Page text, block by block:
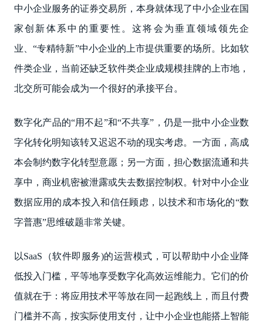
中小企业服务的证券交易所，本身就体现了中小企业在国
家创新体系中的重要性。这将会为垂直领域领先企
业、“专精特新”中小企业的上市提供重要的场所。比如软
件类企业，当前还缺乏软件类企业成规模挂牌的上市地，
北交所可能会成为一个很好的承接平台。
数字化产品的“用不起”和“不共享”，仍是一批中小企业数
字化转化明知该转又迟迟不动的现实考虑。一方面，高成
本会制约数字化转型意愿；另一方面，担心数据流通和共
享中，商业机密被泄露或失去数据控制权。针对中小企业
数据应用的成本投入和信任顾虑，以技术和市场化的“数
字普惠”思维破题非常关键。
以SaaS（软件即服务)的运营模式，可以帮助中小企业降
低投入门槛，平等地享受数字化高效运维能力。它们的价
值就在于：将应用技术平等放在同一起跑线上，而且付费
门槛并不高，按实际使用支付，让中小企业也能搭上智能